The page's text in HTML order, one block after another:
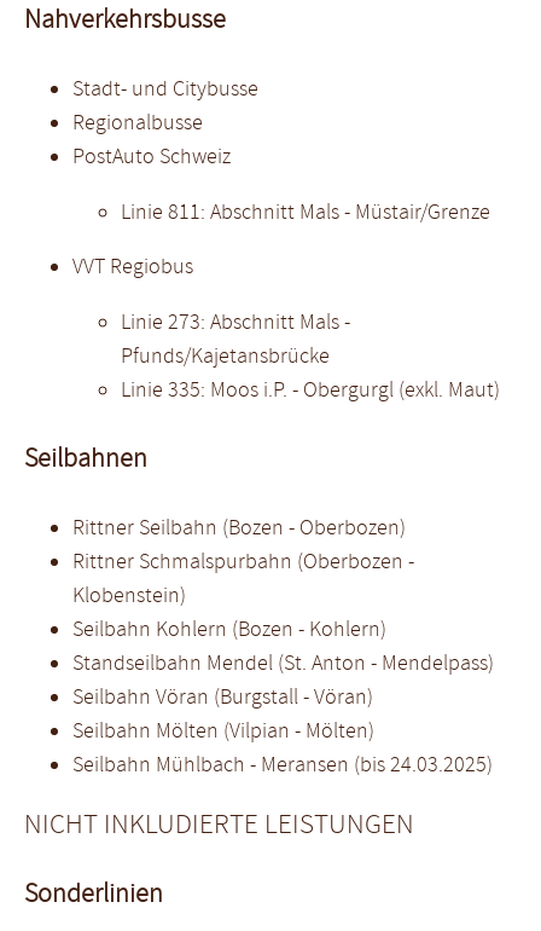
Nahverkehrsbusse
Stadt- und Citybusse
Regionalbusse
PostAuto Schweiz
Linie 811: Abschnitt Mals - Müstair/Grenze
VVT Regiobus
Linie 273: Abschnitt Mals -
Pfunds/Kajetansbrücke
Linie 335: Moos i.P. - Obergurgl (exkl. Maut)
Seilbahnen
Rittner Seilbahn (Bozen - Oberbozen)
Rittner Schmalspurbahn (Oberbozen -
Klobenstein)
Seilbahn Kohlern (Bozen - Kohlern)
Standseilbahn Mendel (St. Anton - Mendelpass)
Seilbahn Vöran (Burgstall - Vöran)
Seilbahn Mölten (Vilpian - Mölten)
Seilbahn Mühlbach - Meransen (bis 24.03.2025)
NICHT INKLUDIERTE LEISTUNGEN
Sonderlinien